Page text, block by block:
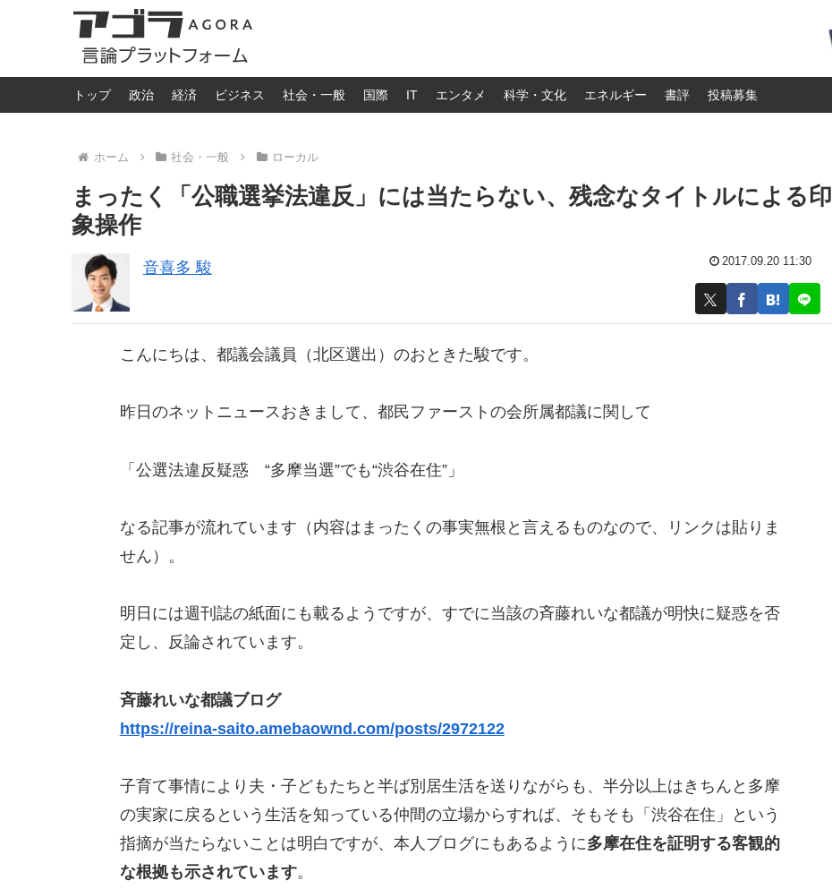
トップ 政治 経済 ビジネス 社会・一般 国際 IT エンタメ 科学・文化 エネルギー 書評 投稿募集
ホーム 社会・一般 ローカル
まったく「公職選挙法違反」には当たらない、残念なタイトルによる印
象操作
音喜多 駿 2017.09.20 11:30
こんにちは、都議会議員（北区選出）のおときた駿です。
昨日のネットニュースおきまして、都民ファーストの会所属都議に関して
「公選法違反疑惑 “多摩当選”でも“渋谷在住”」
なる記事が流れています（内容はまったくの事実無根と言えるものなので、リンクは貼りま
せん）。
明日には週刊誌の紙面にも載るようですが、すでに当該の斉藤れいな都議が明快に疑惑を否
定し、反論されています。
斉藤れいな都議ブログ
https://reina-saito.amebaownd.com/posts/2972122
子育て事情により夫・子どもたちと半ば別居生活を送りながらも、半分以上はきちんと多摩
の実家に戻るという生活を知っている仲間の立場からすれば、そもそも「渋谷在住」という
指摘が当たらないことは明白ですが、本人ブログにもあるように多摩在住を証明する客観的
な根拠も示されています。